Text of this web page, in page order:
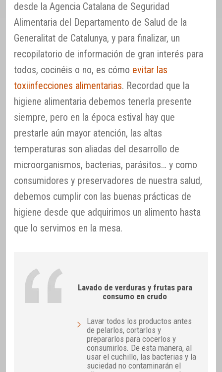
desde la Agencia Catalana de Seguridad
Alimentaria del Departamento de Salud de la
Generalitat de Catalunya, y para finalizar, un
recopilatorio de información de gran interés para
todos, cocinéis o no, es cómo evitar las
toxiinfecciones alimentarias. Recordad que la
higiene alimentaria debemos tenerla presente
siempre, pero en la época estival hay que
prestarle aún mayor atención, las altas
temperaturas son aliadas del desarrollo de
microorganismos, bacterias, parásitos… y como
consumidores y preservadores de nuestra salud,
debemos cumplir con las buenas prácticas de
higiene desde que adquirimos un alimento hasta
que lo servimos en la mesa.
Lavado de verduras y frutas para
consumo en crudo
Lavar todos los productos antes
de pelarlos, cortarlos y
prepararlos para cocerlos y
consumirlos. De esta manera, al
usar el cuchillo, las bacterias y la
suciedad no contaminarán el